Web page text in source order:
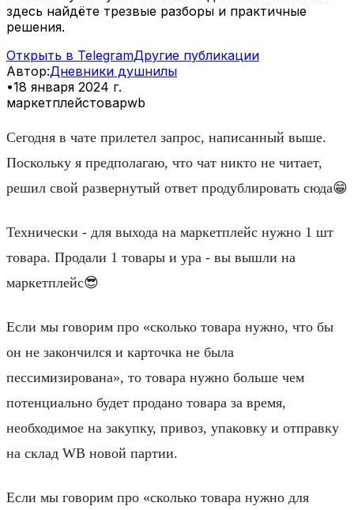
здесь найдёте трезвые разборы и практичные
решения.
Открыть в TelegramДругие публикации
Автор:Дневники душнилы
•18 января 2024 г.
маркетплейстоварwb
Сегодня в чате прилетел запрос, написанный выше.
Поскольку я предполагаю, что чат никто не читает,
решил свой развернутый ответ продублировать сюда😁
Технически - для выхода на маркетплейс нужно 1 шт
товара. Продали 1 товары и ура - вы вышли на
маркетплейс😎
Если мы говорим про «сколько товара нужно, что бы
он не закончился и карточка не была
пессимизирована», то товара нужно больше чем
потенциально будет продано товара за время,
необходимое на закупку, привоз, упаковку и отправку
на склад WB новой партии.
Если мы говорим про «сколько товара нужно для